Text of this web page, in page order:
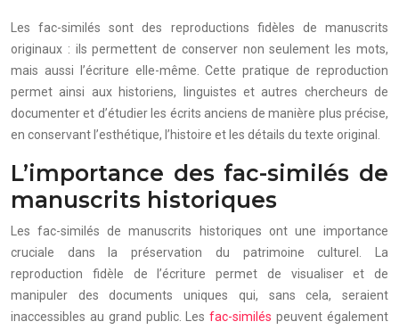
Les fac-similés sont des reproductions fidèles de manuscrits
originaux : ils permettent de conserver non seulement les mots,
mais aussi l’écriture elle-même. Cette pratique de reproduction
permet ainsi aux historiens, linguistes et autres chercheurs de
documenter et d’étudier les écrits anciens de manière plus précise,
en conservant l’esthétique, l’histoire et les détails du texte original.
L’importance des fac-similés de
manuscrits historiques
Les fac-similés de manuscrits historiques ont une importance
cruciale dans la préservation du patrimoine culturel. La
reproduction fidèle de l’écriture permet de visualiser et de
manipuler des documents uniques qui, sans cela, seraient
inaccessibles au grand public. Lesfac-similés peuvent également